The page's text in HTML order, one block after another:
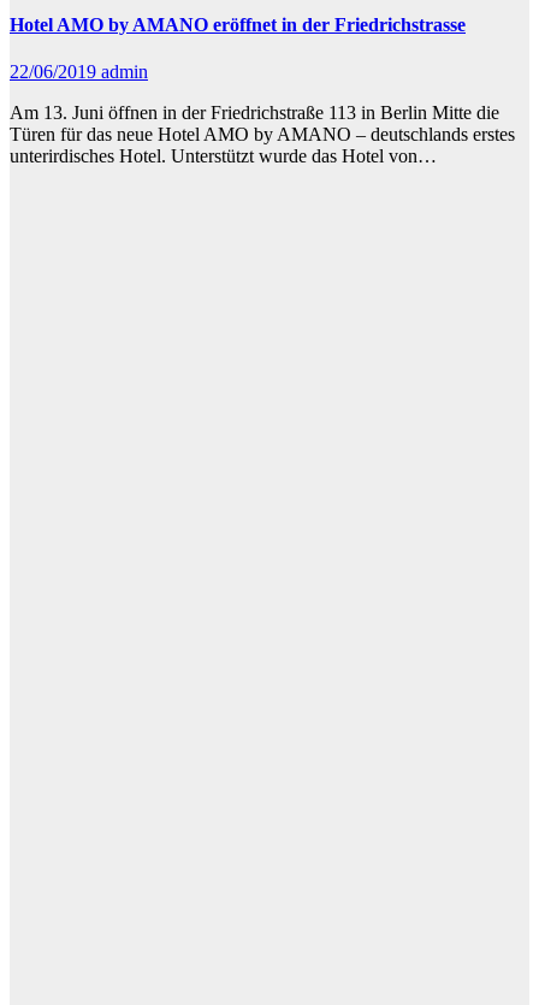
Hotel AMO by AMANO eröffnet in der Friedrichstrasse
22/06/2019 admin
Am 13. Juni öffnen in der Friedrichstraße 113 in Berlin Mitte die
Türen für das neue Hotel AMO by AMANO – deutschlands erstes
unterirdisches Hotel. Unterstützt wurde das Hotel von…